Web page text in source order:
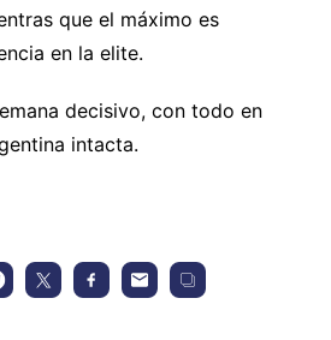
que el máximo es
en la elite.
decisivo, con todo en
intacta.